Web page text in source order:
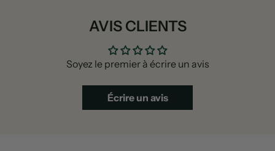
AVIS CLIENTS
Soyez le premier à écrire un avis
Écrire un avis